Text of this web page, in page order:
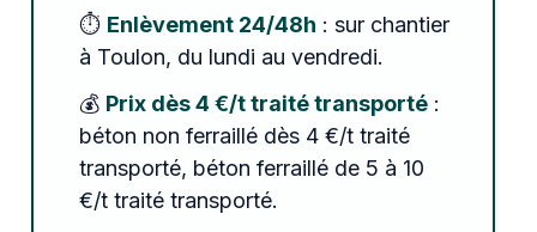
⏱️ Enlèvement 24/48h : sur chantier
à Toulon, du lundi au vendredi.
💰 Prix dès 4 €/t traité transporté:
béton non ferraillé dès 4 €/t traité
transporté, béton ferraillé de 5 à 10
€/t traité transporté.